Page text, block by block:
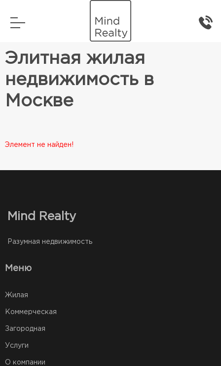
Элитная жилая
недвижимость в
Москве
Элемент не найден!
Mind Realty
Разумная недвижимость
Меню
Жилая
Коммерческая
Загородная
Услуги
О компании